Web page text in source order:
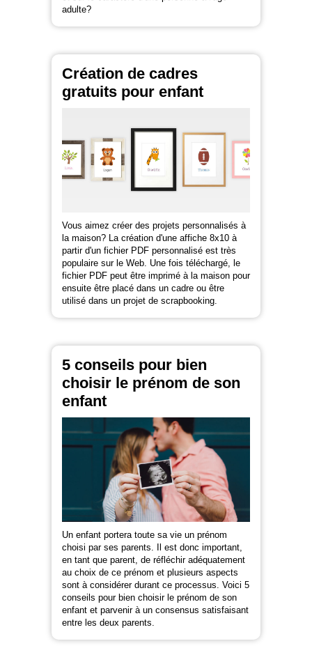
adulte?
Création de cadres
gratuits pour enfant
Vous aimez créer des projets personnalisés à
la maison? La création d'une affiche 8x10 à
partir d'un fichier PDF personnalisé est très
populaire sur le Web. Une fois téléchargé, le
fichier PDF peut être imprimé à la maison pour
ensuite être placé dans un cadre ou être
utilisé dans un projet de scrapbooking.
5 conseils pour bien
choisir le prénom de son
enfant
Un enfant portera toute sa vie un prénom
choisi par ses parents. Il est donc important,
en tant que parent, de réfléchir adéquatement
au choix de ce prénom et plusieurs aspects
sont à considérer durant ce processus. Voici 5
conseils pour bien choisir le prénom de son
enfant et parvenir à un consensus satisfaisant
entre les deux parents.